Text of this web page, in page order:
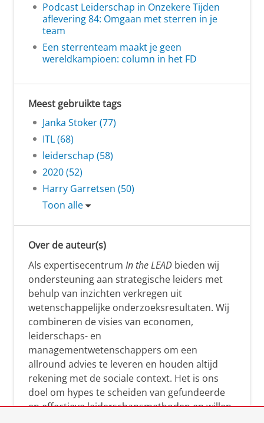
Podcast Leiderschap in Onzekere Tijden
aflevering 84: Omgaan met sterren in je
team
Een sterrenteam maakt je geen
wereldkampioen: column in het FD
Meest gebruikte tags
Janka Stoker (77)
ITL (68)
leiderschap (58)
2020 (52)
Harry Garretsen (50)
Toon alle
Over de auteur(s)
Als expertisecentrum In the LEAD bieden wij
ondersteuning aan strategische leiders met
behulp van inzichten verkregen uit
wetenschappelijke onderzoeksresultaten. Wij
combineren de visies van economen,
leiderschaps- en
managementwetenschappers om een
allround advies te leveren en houden altijd
rekening met de sociale context. Het is ons
doel om hypes te scheiden van gefundeerde
en effectieve leiderschapsmethoden en willen